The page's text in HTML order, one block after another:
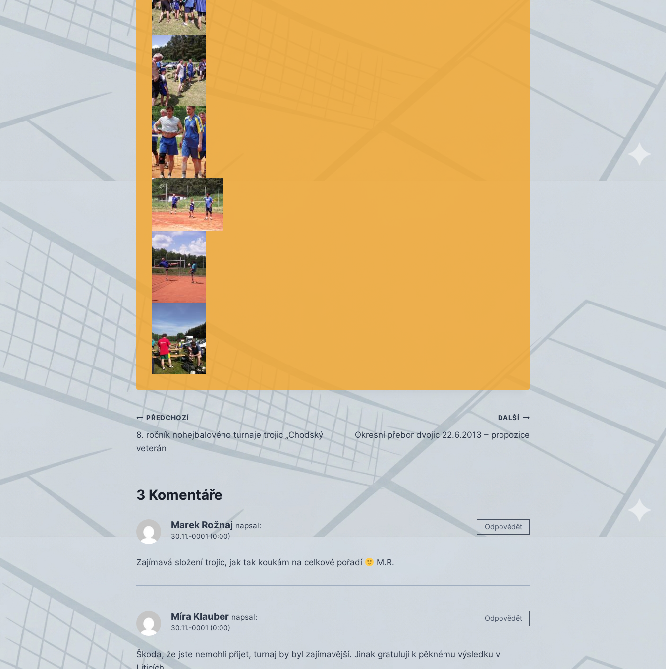
Navigace
pro
PŘEDCHOZÍ
8. ročník nohejbalového turnaje trojic „Chodský
veterán
DALŠÍ
Okresní přebor dvojic 22.6.2013 – propozice
3 Komentáře
Marek Rožnaj napsal:
30.11.-0001 (0:00)
Zajímavá složení trojic, jak tak koukám na celkové pořadí M.R.
Odpovědět
Míra Klauber napsal:
30.11.-0001 (0:00)
Škoda, že jste nemohli přijet, turnaj by byl zajímavější. Jinak gratuluji k pěknému výsledku v
Odpovědět